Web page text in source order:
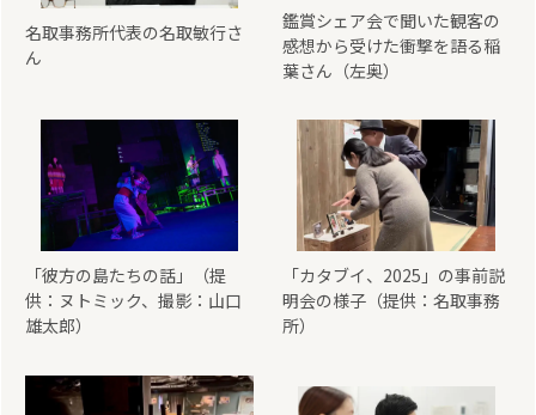
名取事務所代表の名取敏行さ
ん
鑑賞シェア会で聞いた観客の
感想から受けた衝撃を語る稲
葉さん（左奥）
「彼方の島たちの話」（提
供：ヌトミック、撮影：山口
雄太郎）
「カタブイ、2025」の事前説
明会の様子（提供：名取事務
所）